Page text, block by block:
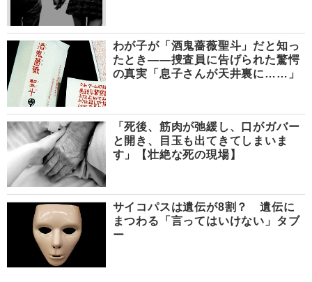
わが子が「酒鬼薔薇聖斗」だと知っ
たとき――捜査員に告げられた驚愕
の真実「息子さんが天井裏に……」
「死後、筋肉が弛緩し、口がガバー
と開き、目玉も出てきてしまいま
す」【壮絶な死の現場】
サイコパスは遺伝が8割？ 遺伝に
まつわる「言ってはいけない」タブ
ー